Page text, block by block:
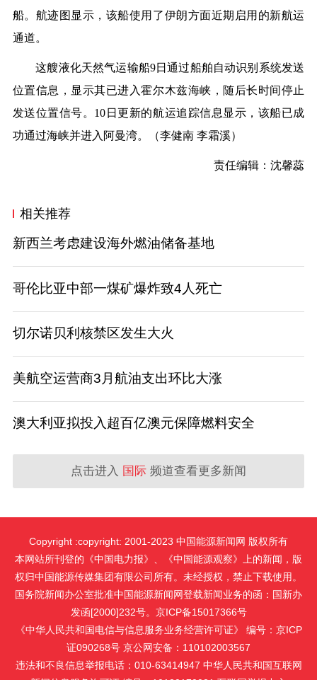
船。航迹图显示，该船使用了伊朗方面近期启用的新航运
通道。
这艘液化天然气运输船9日通过船舶自动识别系统发送
位置信息，显示其已进入霍尔木兹海峡，随后长时间停止
发送位置信号。10日更新的航运追踪信息显示，该船已成
功通过海峡并进入阿曼湾。（李健南 李霜溪）
责任编辑：沈馨蕊
相关推荐
新西兰考虑建设海外燃油储备基地
哥伦比亚中部一煤矿爆炸致4人死亡
切尔诺贝利核禁区发生大火
美航空运营商3月航油支出环比大涨
澳大利亚拟投入超百亿澳元保障燃料安全
点击进入 国际 频道查看更多新闻
Copyright :copyright: 2001-2023 中国能源新闻网 版权所有
本网站所刊登的《中国电力报》、《中国能源观察》上的新闻，版
权归中国能源传媒集团有限公司所有。未经授权，禁止下载使用。
国务院新闻办公室批准中国能源新闻网登载新闻业务的函：国新办
发函[2000]232号。京ICP备15017366号
《中华人民共和国电信与信息服务业务经营许可证》 编号：京ICP
证090268号 京公网安备：110102003567
违法和不良信息举报电话：010-63414947 中华人民共和国互联网